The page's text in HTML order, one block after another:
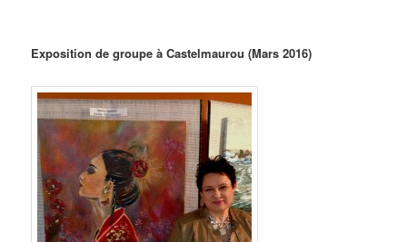
Exposition de groupe à Castelmaurou (Mars 2016)